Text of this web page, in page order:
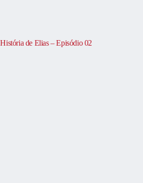
de Elias – Episódio 02